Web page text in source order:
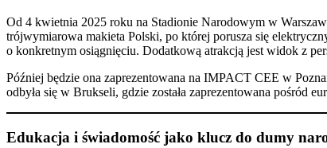
Od 4 kwietnia 2025 roku na Stadionie Narodowym w
trójwymiarowa makieta Polski, po której porusza się
o konkretnym osiągnięciu. Dodatkową atrakcją jest widok z
Później będzie ona zaprezentowana na IMPACT CEE w
odbyła się w Brukseli, gdzie została zaprezentowana pośród
Edukacja i świadomość jako klucz do dumy